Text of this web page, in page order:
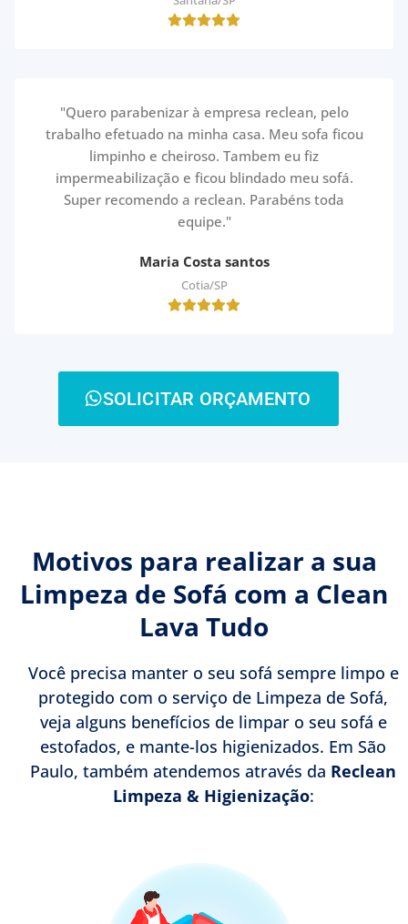
"Quero parabenizar à empresa reclean, pelo
trabalho efetuado na minha casa. Meu sofa ficou
limpinho e cheiroso. Tambem eu fiz
impermeabilização e ficou blindado meu sofá.
Super recomendo a reclean. Parabéns toda
equipe."
Maria Costa santos
Cotia/SP
SOLICITAR ORÇAMENTO
Motivos para realizar a sua
Limpeza de Sofá com a Clean
Lava Tudo
Você precisa manter o seu sofá sempre limpo e
protegido com o serviço de Limpeza de Sofá,
veja alguns benefícios de limpar o seu sofá e
estofados, e mante-los higienizados. Em São
Paulo, também atendemos através da Reclean
Limpeza & Higienização: